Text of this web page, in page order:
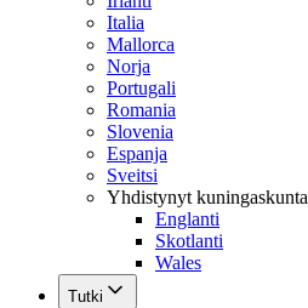
Italia
Mallorca
Norja
Portugali
Romania
Slovenia
Espanja
Sveitsi
Yhdistynyt kuningaskunta
Englanti
Skotlanti
Wales
Tutki